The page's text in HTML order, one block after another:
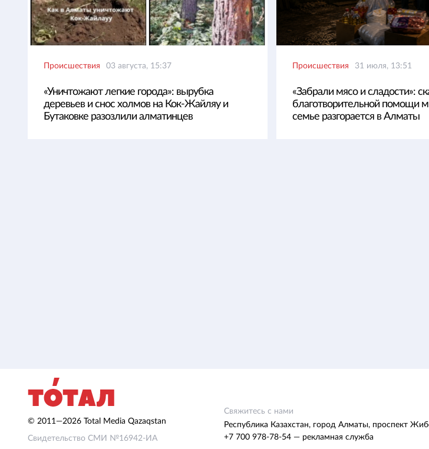
Происшествия 03 августа, 15:37
«Уничтожают легкие города»: вырубка
деревьев и снос холмов на Кок-Жайляу и
Бутаковке разозлили алматинцев
Происшествия 31 июля, 13:51
«Забрали мясо и сладости»:
благотворительной помощи
семье разгорается в Алматы
© 2011—2026 Total Media Qazaqstan
Свидетельство СМИ №16942-ИА
Свяжитесь с нами
Республика Казахстан, город Алматы, проспект
+7 700 978-78-54 — рекламная служба